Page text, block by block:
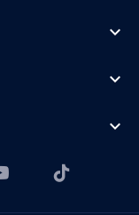
expand_more
expand_more
expand_more